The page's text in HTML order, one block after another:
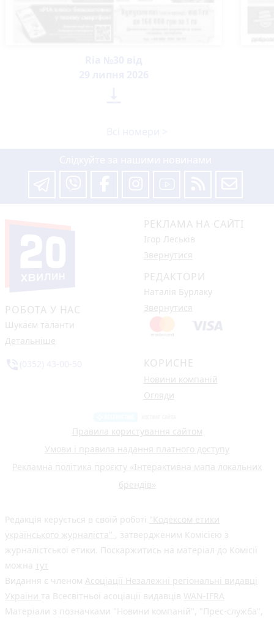
РОБОТА У НАС
Шукаєм таланти
Детальніше
РЕКЛАМА НА САЙТІ
Ігор Леськів
Звернутися
РЕДАКТОРИ
Наталія Бурлаку
Звернутися
КОРИСНЕ
Новини компаній
Огляди
Правила користування сайтом
Умови і правила надання платного доступу
Рекламна політика проєкту «Інтерактивна мапа локальних
брендів»
Редакція керується в своїй роботі "Кодексом етики
українського журналіста" , затвердженим Комісією з
журналістської етики. Поскаржитись на матеріал до Комісії
можна тут
Видання є членом Асоціації Незалежні регіональні видавці
України та Всесвітньої асоціації видавців WAN-IFRA
Матеріали з позначками "Новини компаній", "Прес-служба",